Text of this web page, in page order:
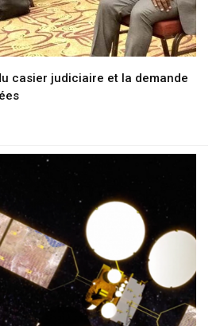
casier judiciaire et la demande